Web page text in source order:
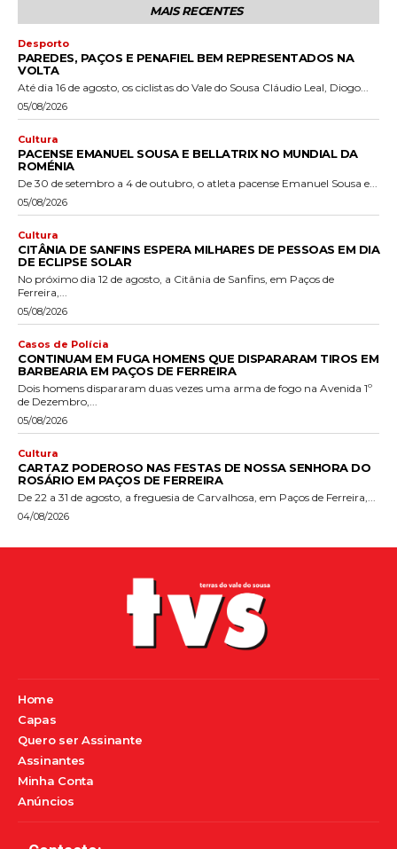
MAIS RECENTES
Desporto
PAREDES, PAÇOS E PENAFIEL BEM REPRESENTADOS NA
VOLTA
Até dia 16 de agosto, os ciclistas do Vale do Sousa Cláudio Leal, Diogo...
05/08/2026
Cultura
PACENSE EMANUEL SOUSA E BELLATRIX NO MUNDIAL DA
ROMÉNIA
De 30 de setembro a 4 de outubro, o atleta pacense Emanuel Sousa e...
05/08/2026
Cultura
CITÂNIA DE SANFINS ESPERA MILHARES DE PESSOAS EM DIA
DE ECLIPSE SOLAR
No próximo dia 12 de agosto, a Citânia de Sanfins, em Paços de
Ferreira,...
05/08/2026
Casos de Polícia
CONTINUAM EM FUGA HOMENS QUE DISPARARAM TIROS EM
BARBEARIA EM PAÇOS DE FERREIRA
Dois homens dispararam duas vezes uma arma de fogo na Avenida 1º
de Dezembro,...
05/08/2026
Cultura
CARTAZ PODEROSO NAS FESTAS DE NOSSA SENHORA DO
ROSÁRIO EM PAÇOS DE FERREIRA
De 22 a 31 de agosto, a freguesia de Carvalhosa, em Paços de Ferreira,...
04/08/2026
Home
Capas
Quero ser Assinante
Assinantes
Minha Conta
Anúncios